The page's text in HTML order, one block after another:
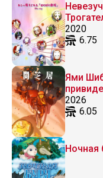
2020
6.75
Ями
2026
6.05
Ночная